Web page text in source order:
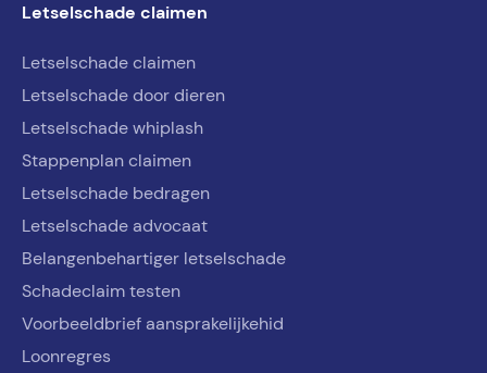
Letselschade claimen
Letselschade claimen
Letselschade door dieren
Letselschade whiplash
Stappenplan claimen
Letselschade bedragen
Letselschade advocaat
Belangenbehartiger letselschade
Schadeclaim testen
Voorbeeldbrief aansprakelijkehid
Loonregres